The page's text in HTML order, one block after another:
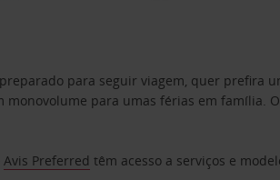
para seguir viagem, quer prefira
para umas férias em família.
Avis Preferred têm acesso a serviços e